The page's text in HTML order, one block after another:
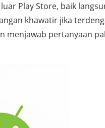
Play Store, baik
khawatir jika
menjawab pertanyaan